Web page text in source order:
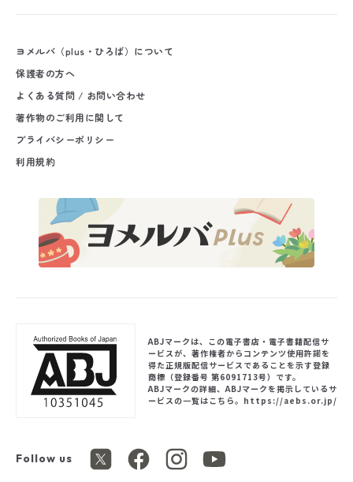
ヨメルバ（plus・ひろば）について
保護者の方へ
よくある質問 / お問い合わせ
著作物のご利用に関して
プライバシーポリシー
利用規約
Follow us
ABJマークは、この電子書店・電子書籍配信サ
ービスが、著作権者からコンテンツ使用許諾を
得た正規版配信サービスであることを示す登録
商標（登録番号 第6091713号）です。
ABJマークの詳細、ABJマークを掲示しているサ
ービスの一覧はこちら。 https://aebs.or.jp/